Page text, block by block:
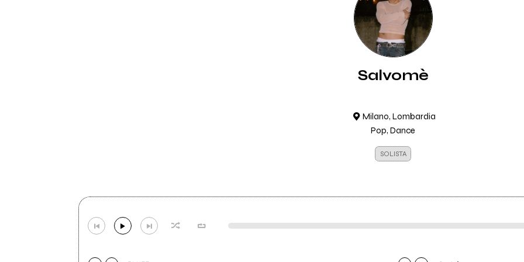
Salvomè
Milano, Lombardia
Pop, Dance
SOLISTA